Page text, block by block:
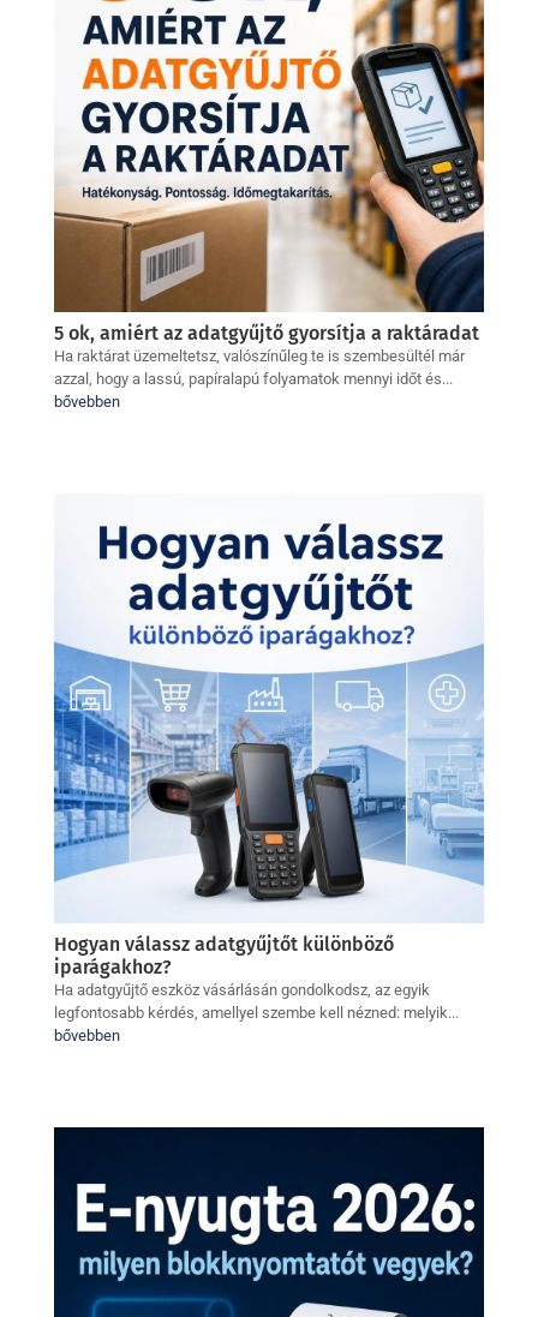
5 ok, amiért az adatgyűjtő gyorsítja a raktáradat
Ha raktárat üzemeltetsz, valószínűleg te is szembesültél már
azzal, hogy a lassú, papíralapú folyamatok mennyi időt és...
bővebben
Hogyan válassz adatgyűjtőt különböző
iparágakhoz?
Ha adatgyűjtő eszköz vásárlásán gondolkodsz, az egyik
legfontosabb kérdés, amellyel szembe kell nézned: melyik...
bővebben